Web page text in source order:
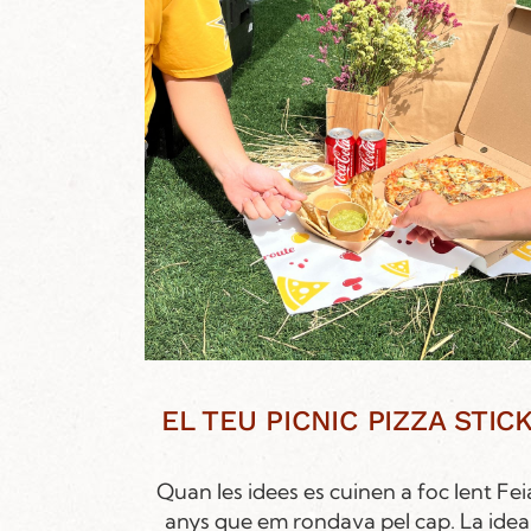
EL TEU PICNIC PIZZA
Quan les idees es cuinen a foc lent
anys que em rondava pel cap. La idea